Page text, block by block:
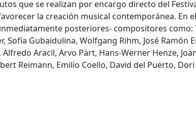
que se realizan por encargo directo del
la creación musical contemporánea. En
posteriores- compositores como:
Sofía Gubaidulina, Wolfgang Rihm, José Ramón
Aracil, Arvo Pärt, Hans-Werner Henze,
Reimann, Emilio Coello, David del Puerto, Dori